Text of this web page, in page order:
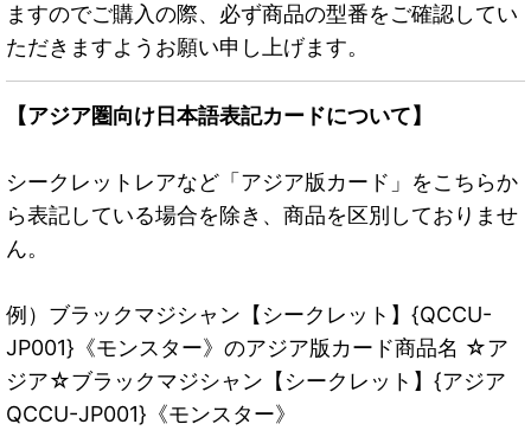
ますのでご購入の際、必ず商品の型番をご確認してい
ただきますようお願い申し上げます。
【アジア圏向け日本語表記カードについて】
シークレットレアなど「アジア版カード」をこちらか
ら表記している場合を除き、商品を区別しておりませ
ん。
例）ブラックマジシャン【シークレット】{QCCU-
JP001}《モンスター》のアジア版カード商品名 ☆ア
ジア☆ブラックマジシャン【シークレット】{アジア
QCCU-JP001}《モンスター》